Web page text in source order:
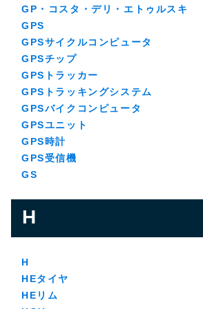
GP・コスタ・デリ・エトゥルスキ
GPS
GPSサイクルコンピュータ
GPSチップ
GPSトラッカー
GPSトラッキングシステム
GPSバイクコンピュータ
GPSユニット
GPS時計
GPS受信機
GS
H
H
HEタイヤ
HEリム